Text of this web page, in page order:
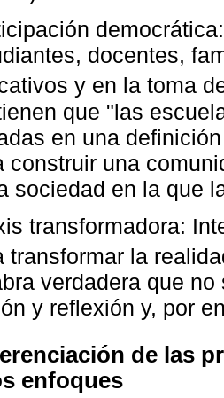
docentes,
y en la toma
que "las
en una
construir una
sociedad en la que
transformadora:
transformar la
verdadera que
y reflexión y, por
de las
enfoques